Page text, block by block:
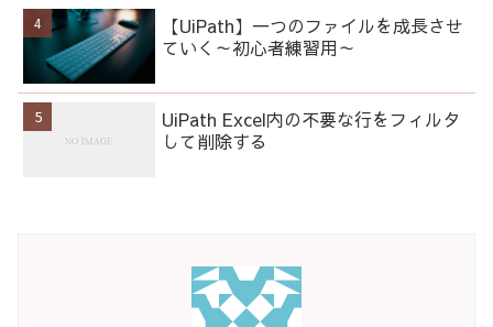
【UiPath】一つのファイルを成長させ
ていく～初心者練習用～
UiPath Excel内の不要な行をフィルタ
して削除する